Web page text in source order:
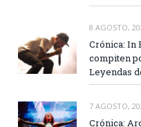
8 AGOSTO,
Crónica: In
compiten
Leyendas
7 AGOSTO,
Crónica: